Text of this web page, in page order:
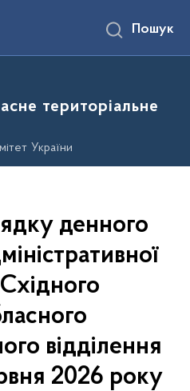
Пошук
територіальне
України
денного
Східного
відділення
2026 року